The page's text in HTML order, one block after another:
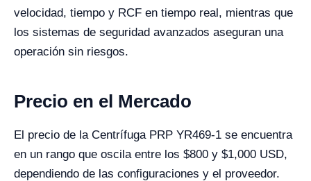
velocidad, tiempo y RCF en tiempo real, mientras que
los sistemas de seguridad avanzados aseguran una
operación sin riesgos.
Precio en el Mercado
El precio de la Centrífuga PRP YR469-1 se encuentra
en un rango que oscila entre los $800 y $1,000 USD,
dependiendo de las configuraciones y el proveedor.